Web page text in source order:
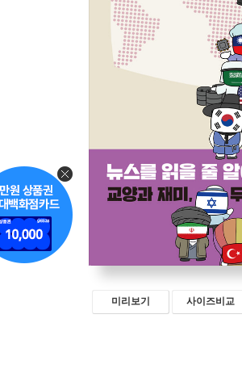
미리보기 사이즈비교